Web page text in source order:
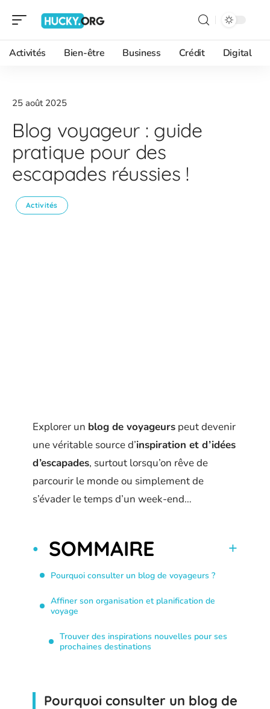
Activités Bien-être Business Crédit Digital
25 août 2025
Blog voyageur : guide
pratique pour des
escapades réussies !
Activités
Explorer un blog de voyageurs peut devenir
une véritable source d’inspiration et d’idées
d’escapades, surtout lorsqu’on rêve de
parcourir le monde ou simplement de
s’évader le temps d’un week-end…
SOMMAIRE
Pourquoi consulter un blog de voyageurs ?
Affiner son organisation et planification de
voyage
Trouver des inspirations nouvelles pour ses
prochaines destinations
Pourquoi consulter un blog de